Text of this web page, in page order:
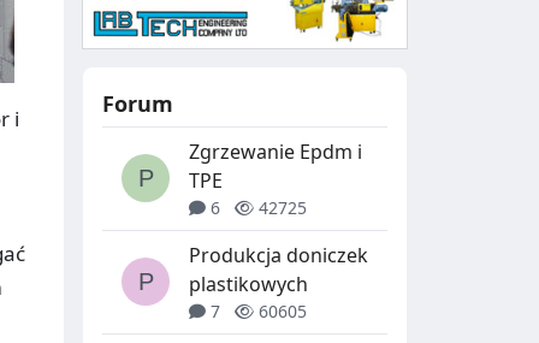
i
Forum
Zgrzewanie Epdm i
TPE
6 42725
Produkcja doniczek
plastikowych
7 60605